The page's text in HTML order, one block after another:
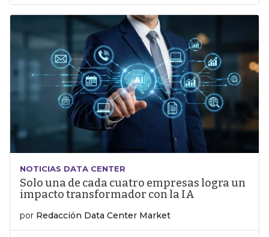
NOTICIAS DATA CENTER
Solo una de cada cuatro empresas logra un
impacto transformador con la IA
por Redacción Data Center Market